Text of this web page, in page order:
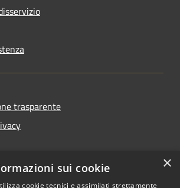
trasparente
accessibilità
×
sui cookie
cookie tecnici e assimilati strettamente